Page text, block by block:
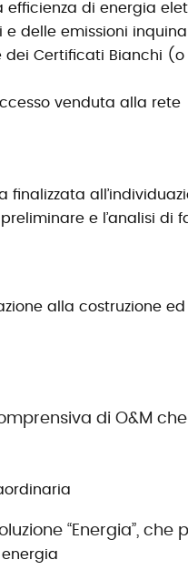
di energia
e delle emissioni
Certificati Bianchi (o
venduta alla rete
e l’analisi
alla costruzione
di O&M
“Energia”, che